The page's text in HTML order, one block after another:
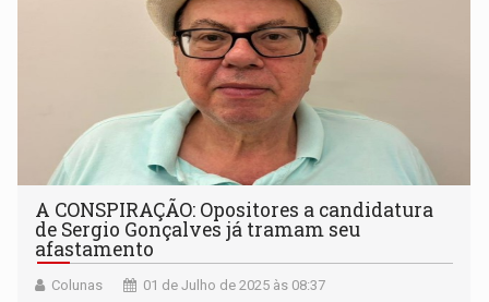
A CONSPIRAÇÃO: Opositores a candidatura
de Sergio Gonçalves já tramam seu
afastamento
Colunas 01 de Julho de 2025 às 08:37